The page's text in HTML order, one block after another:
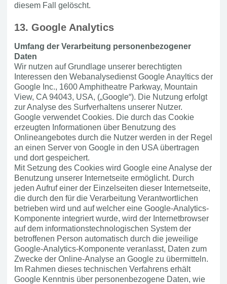
diesem Fall gelöscht.
13. Google Analytics
Umfang der Verarbeitung personenbezogener
Daten
Wir nutzen auf Grundlage unserer berechtigten
Interessen den Webanalysedienst Google Anayltics der
Google Inc., 1600 Amphitheatre Parkway, Mountain
View, CA 94043, USA, („Google“). Die Nutzung erfolgt
zur Analyse des Surfverhaltens unserer Nutzer.
Google verwendet Cookies. Die durch das Cookie
erzeugten Informationen über Benutzung des
Onlineangebotes durch die Nutzer werden in der Regel
an einen Server von Google in den USA übertragen
und dort gespeichert.
Mit Setzung des Cookies wird Google eine Analyse der
Benutzung unserer Internetseite ermöglicht. Durch
jeden Aufruf einer der Einzelseiten dieser Internetseite,
die durch den für die Verarbeitung Verantwortlichen
betrieben wird und auf welcher eine Google-Analytics-
Komponente integriert wurde, wird der Internetbrowser
auf dem informationstechnologischen System der
betroffenen Person automatisch durch die jeweilige
Google-Analytics-Komponente veranlasst, Daten zum
Zwecke der Online-Analyse an Google zu übermitteln.
Im Rahmen dieses technischen Verfahrens erhält
Google Kenntnis über personenbezogene Daten, wie